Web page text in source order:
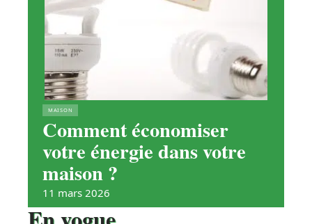
MAISON
Comment économiser
votre énergie dans votre
maison ?
11 mars 2026